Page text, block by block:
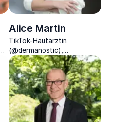
Alice Martin
TikTok-Hautärztin
(@dermanostic),
erfolgreiche Seriengründerin
und Visionärin über
Gründung im
Gesundheitssektor.